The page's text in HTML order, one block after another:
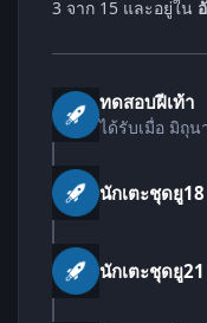
3 จาก 15 และอยู่ใน
ทดสอบฝีเท้า
ได้รับเมื่อ มิถุน
นักเตะชุดยู18
นักเตะชุดยู21